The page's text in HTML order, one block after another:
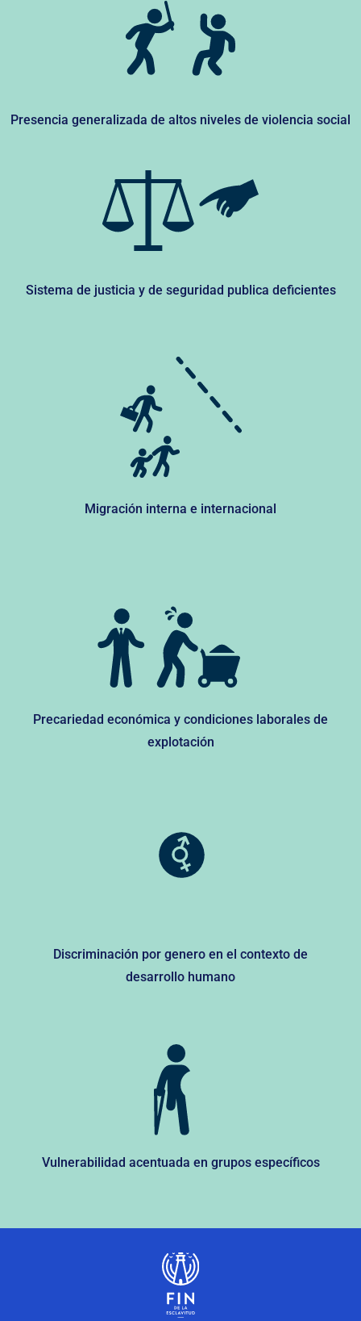
Presencia generalizada de altos niveles de violencia social
Sistema de justicia y de seguridad publica deficientes
Migración interna e internacional
Precariedad económica y condiciones laborales de
explotación
Discriminación por genero en el contexto de
desarrollo humano
Vulnerabilidad acentuada en grupos específicos